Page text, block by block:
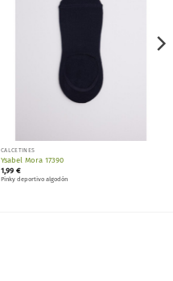
CALCETINES
Ysabel Mora 17390
1,99 €
Pinky deportivo algodón